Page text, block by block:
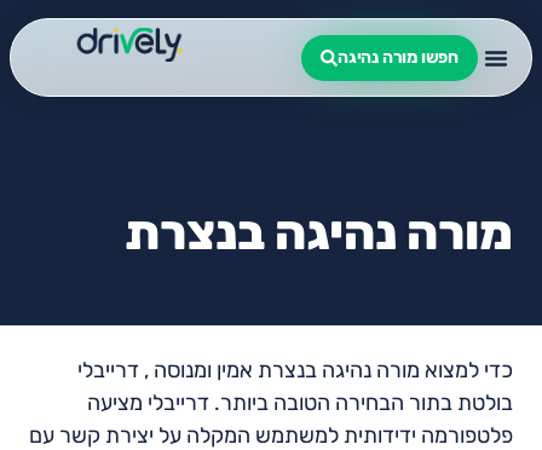
חפשו מורה נהיגה
מורה נהיגה בנצרת
כדי למצוא מורה נהיגה בנצרת אמין ומנוסה , דרייבלי
בולטת בתור הבחירה הטובה ביותר. דרייבלי מציעה
פלטפורמה ידידותית למשתמש המקלה על יצירת קשר עם